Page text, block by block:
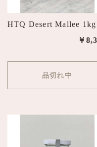
HTQ Desert Mallee 1kg
￥
品切れ中